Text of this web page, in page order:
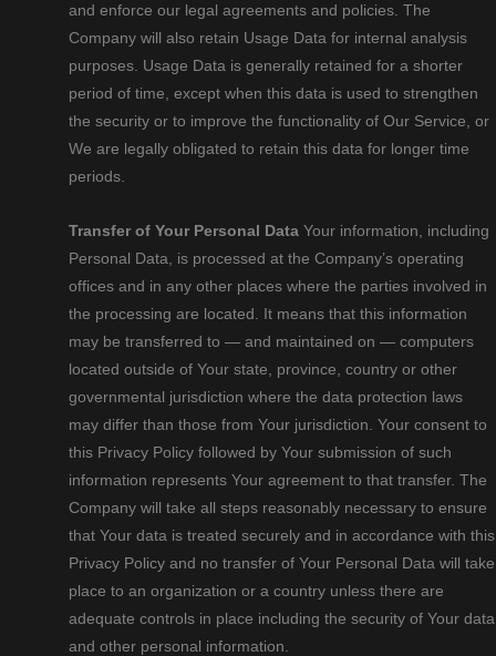
and enforce our legal agreements and policies. The
Company will also retain Usage Data for internal analysis
purposes. Usage Data is generally retained for a shorter
period of time, except when this data is used to strengthen
the security or to improve the functionality of Our Service, or
We are legally obligated to retain this data for longer time
periods.
Transfer of Your Personal Data Your information, including
Personal Data, is processed at the Company’s operating
offices and in any other places where the parties involved in
the processing are located. It means that this information
may be transferred to — and maintained on — computers
located outside of Your state, province, country or other
governmental jurisdiction where the data protection laws
may differ than those from Your jurisdiction. Your consent to
this Privacy Policy followed by Your submission of such
information represents Your agreement to that transfer. The
Company will take all steps reasonably necessary to ensure
that Your data is treated securely and in accordance with this
Privacy Policy and no transfer of Your Personal Data will take
place to an organization or a country unless there are
adequate controls in place including the security of Your data
and other personal information.